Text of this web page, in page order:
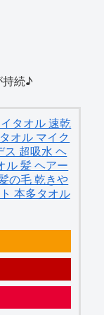
持続♪
タオル 速乾
オル マイク
ス 超吸水 ヘ
ル 髪 ヘアー
の毛 乾きや
本多タオル